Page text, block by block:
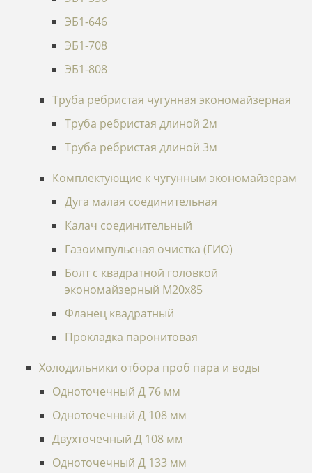
ЭБ1-646
ЭБ1-708
ЭБ1-808
Труба ребристая чугунная экономайзерная
Труба ребристая длиной 2м
Труба ребристая длиной 3м
Комплектующие к чугунным экономайзерам
Дуга малая соединительная
Калач соединительный
Газоимпульсная очистка (ГИО)
Болт с квадратной головкой
экономайзерный М20х85
Фланец квадратный
Прокладка паронитовая
Холодильники отбора проб пара и воды
Одноточечный Д 76 мм
Одноточечный Д 108 мм
Двухточечный Д 108 мм
Одноточечный Д 133 мм